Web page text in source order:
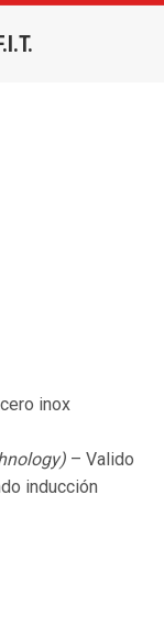
inox
– Valido
inducción